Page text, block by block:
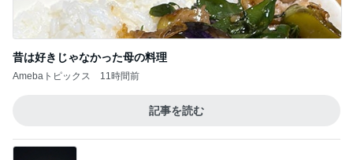
昔は好きじゃなかった母の料理
Amebaトピックス 11時間前
記事を読む